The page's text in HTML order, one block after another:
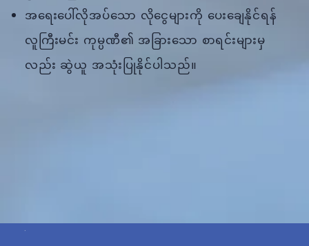
အရေးပေါ်လိုအပ်သော လိုငွေများကို ပေးချေနိုင်ရန်
လူကြီးမင်း ကုမ္ပဏီ၏ အခြားသော စာရင်းများမှ
လည်း ဆွဲယူ အသုံးပြုနိုင်ပါသည်။